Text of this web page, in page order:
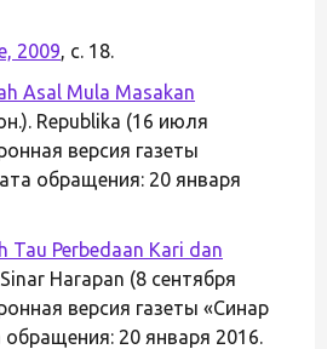
2009, с. 18.
Asal Mula Masakan
Republika (16 июля
версия газеты
обращения: 20 января
Tau Perbedaan Kari dan
Harapan (8 сентября
версия газеты «Синар
20 января 2016.